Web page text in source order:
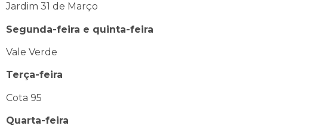
Jardim 31 de Março
Segunda-feira e quinta-feira
Vale Verde
Terça-feira
Cota 95
Quarta-feira